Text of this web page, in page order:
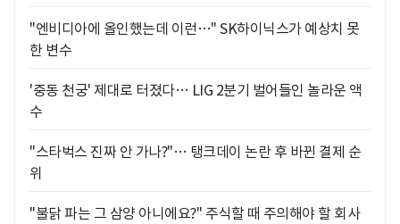
"엔비디아에 올인했는데 이런…" SK하이닉스가 예상치 못
한 변수
'중동 천궁' 제대로 터졌다… LIG 2분기 벌어들인 놀라운 액
수
"스타벅스 진짜 안 가나?"… 탱크데이 논란 후 바뀐 결제 순
위
"불닭 파는 그 삼양 아니에요?" 주식할 때 주의해야 할 회사